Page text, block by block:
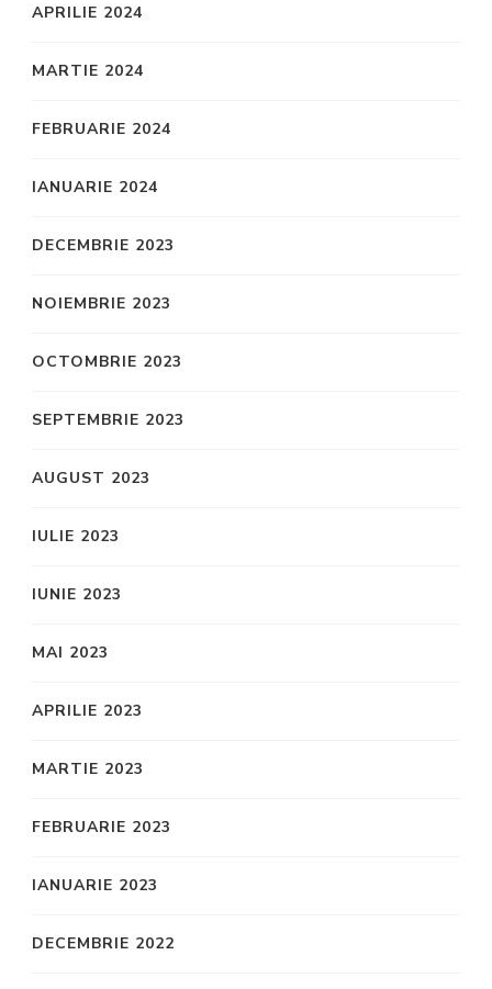
APRILIE 2024
MARTIE 2024
FEBRUARIE 2024
IANUARIE 2024
DECEMBRIE 2023
NOIEMBRIE 2023
OCTOMBRIE 2023
SEPTEMBRIE 2023
AUGUST 2023
IULIE 2023
IUNIE 2023
MAI 2023
APRILIE 2023
MARTIE 2023
FEBRUARIE 2023
IANUARIE 2023
DECEMBRIE 2022